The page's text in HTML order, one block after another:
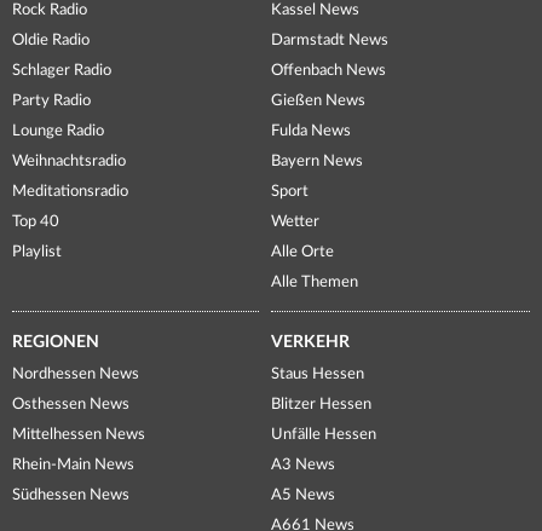
Rock Radio
Oldie Radio
Schlager Radio
Party Radio
Lounge Radio
Weihnachtsradio
Meditationsradio
Top 40
Playlist
Kassel News
Darmstadt News
Offenbach News
Gießen News
Fulda News
Bayern News
Sport
Wetter
Alle Orte
Alle Themen
REGIONEN
Nordhessen News
Osthessen News
Mittelhessen News
Rhein-Main News
Südhessen News
VERKEHR
Staus Hessen
Blitzer Hessen
Unfälle Hessen
A3 News
A5 News
A661 News